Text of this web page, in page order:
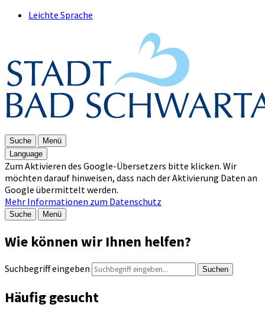
Leichte Sprache
Suche
Menü
Language
Zum Aktivieren des Google-Übersetzers bitte klicken. Wir
möchten darauf hinweisen, dass nach der Aktivierung Daten an
Google übermittelt werden.
Mehr Informationen zum Datenschutz
Suche Menü
Wie können wir Ihnen helfen?
Suchbegriff eingeben Suchen
Häufig gesucht